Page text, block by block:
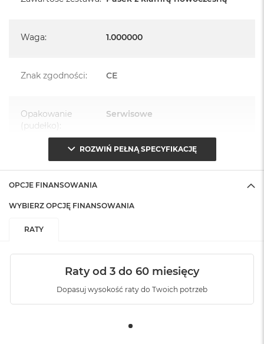
Waga: 1.000000
Znak zgodności: CE
Opakowanie
(pudełko):
Serwisowe
ROZWIŃ PEŁNĄ SPECYFIKACJĘ
OPCJE FINANSOWANIA
WYBIERZ OPCJĘ FINANSOWANIA
RATY
Raty od 3 do 60 miesięcy
Dopasuj wysokość raty do Twoich potrzeb